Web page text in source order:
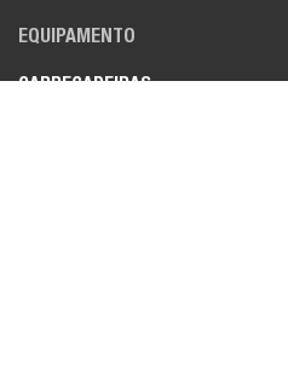
EQUIPAMENTO
CARREGADEIRAS